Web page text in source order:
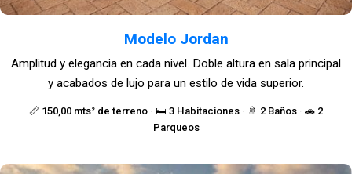
Modelo Jordan
📏 150,00 mts² de terreno · 🛏️ 3 Habitaciones · 🚿 2 Baños · 🚗 2
Parqueos
Amplitud y elegancia en cada nivel. Doble altura en sala principal
y acabados de lujo para un estilo de vida superior.